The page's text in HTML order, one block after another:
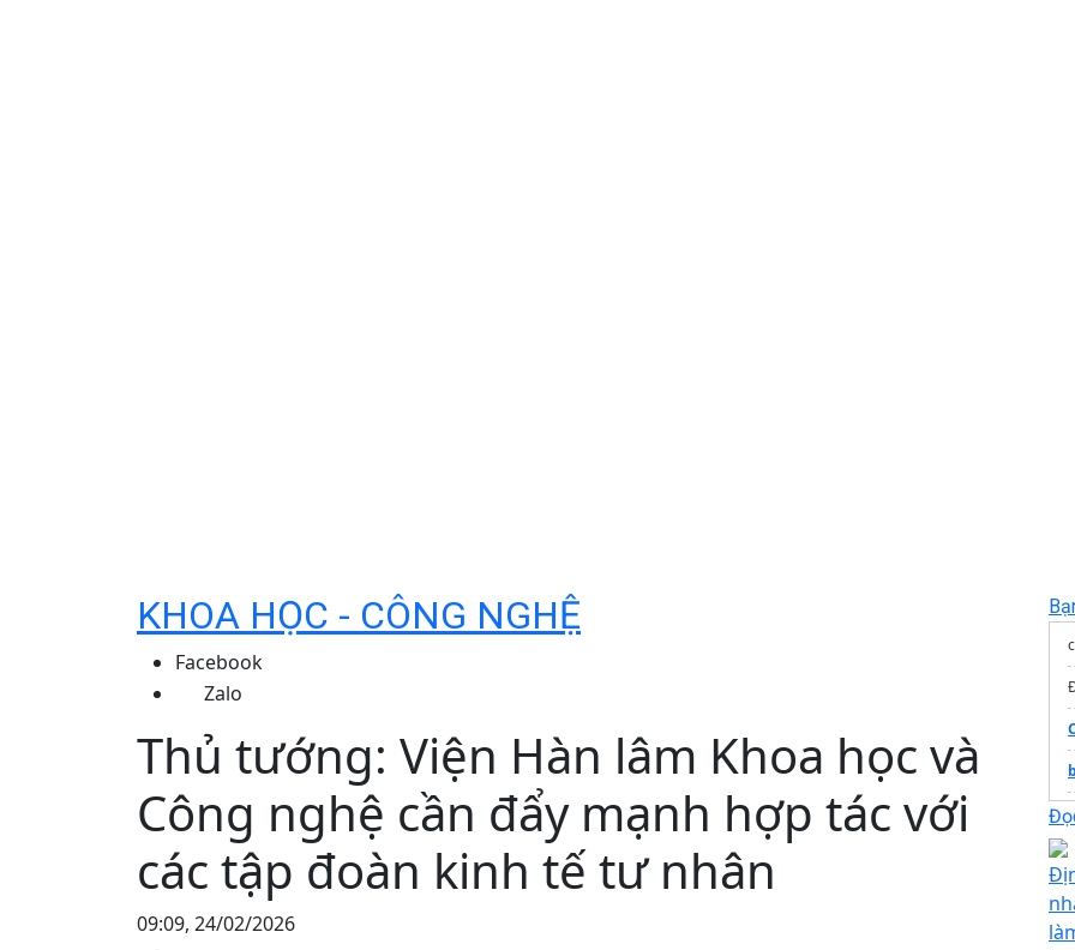
KHOA HỌC - CÔNG NGHỆ
Facebook
Zalo
Thủ tướng: Viện Hàn lâm Khoa học và
Công nghệ cần đẩy mạnh hợp tác với
các tập đoàn kinh tế tư nhân
09:09, 24/02/2026